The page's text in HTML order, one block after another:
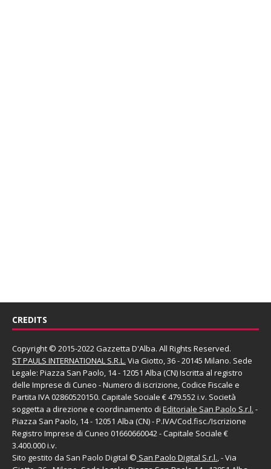
CREDITS
Copyright © 2015-2022 Gazzetta D'Alba. All Rights Reserved.
ST PAULS INTERNATIONAL S.R.L. Via Giotto, 36 - 20145 Milano. Sede
Legale: Piazza San Paolo, 14 - 12051 Alba (CN) Iscritta al registro
delle Imprese di Cuneo - Numero di iscrizione, Codice Fiscale e
Partita IVA 02860520150. Capitale Sociale € 479.552 i.v. Società
soggetta a direzione e coordinamento di Editoriale San Paolo S.r.l. -
Piazza San Paolo, 14 - 12051 Alba (CN) - P.IVA/Cod.fisc./Iscrizione
Registro Imprese di Cuneo 01660660042 - Capitale Sociale €
3.400.000 i.v.
Sito gestito da San Paolo Digital © San Paolo Digital S.r.l., - Via